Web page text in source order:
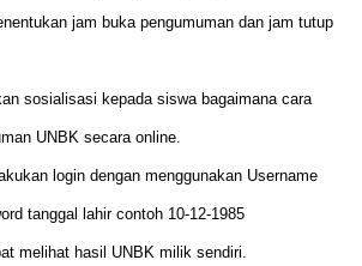
jam buka pengumuman dan jam tutup
sosialisasi kepada siswa bagaimana cara
UNBK secara online.
login dengan menggunakan Username
tanggal lahir contoh 10-12-1985
melihat hasil UNBK milik sendiri.